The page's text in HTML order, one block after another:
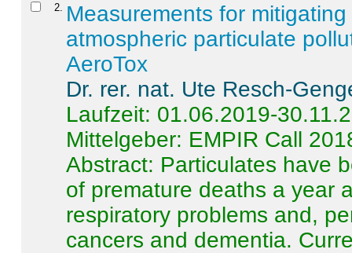
2
Measurements for
atmospheric particulate
AeroTox
Dr. rer. nat. Ute Resch-
Laufzeit: 01.06.2019-
Mittelgeber: EMPIR Call
Abstract: Particulates have
of premature deaths a year
respiratory problems and,
cancers and dementia.